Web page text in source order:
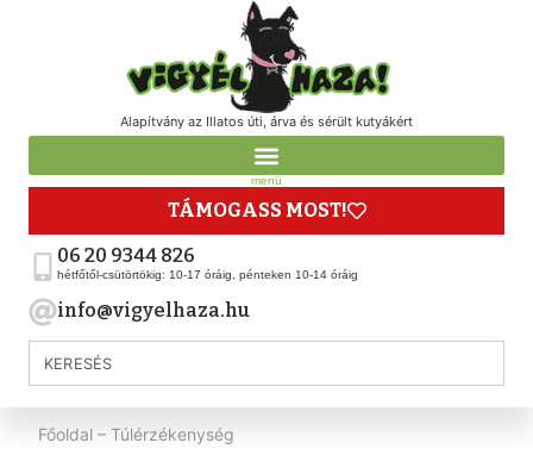
Alapítvány az Illatos úti, árva és sérült kutyákért
menü
TÁMOGASS MOST!
06 20 9344 826
hétfőtől-csütörtökig: 10-17 óráig, pénteken 10-14 óráig
info@vigyelhaza.hu
Főoldal – Túlérzékenység